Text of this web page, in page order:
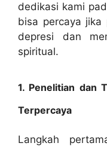
dedikasi kami
bisa percaya jika
depresi dan
spiritual.
1. Penelitian dan
Terpercaya
Langkah